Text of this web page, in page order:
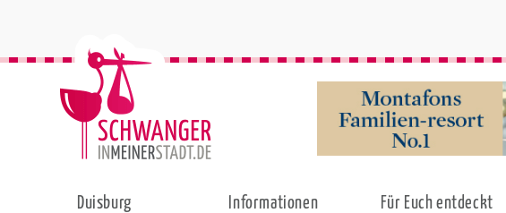
Duisburg Informationen Für Euch entdeckt